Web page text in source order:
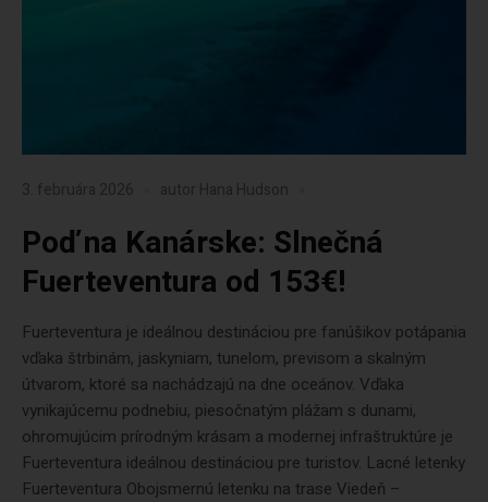
3. februára 2026 autor Hana Hudson
Poď na Kanárske: Slnečná
Fuerteventura od 153€!
Fuerteventura je ideálnou destináciou pre fanúšikov potápania
vďaka štrbinám, jaskyniam, tunelom, previsom a skalným
útvarom, ktoré sa nachádzajú na dne oceánov. Vďaka
vynikajúcemu podnebiu, piesočnatým plážam s dunami,
ohromujúcim prírodným krásam a modernej infraštruktúre je
Fuerteventura ideálnou destináciou pre turistov. Lacné letenky
Fuerteventura Obojsmernú letenku na trase Viedeň –